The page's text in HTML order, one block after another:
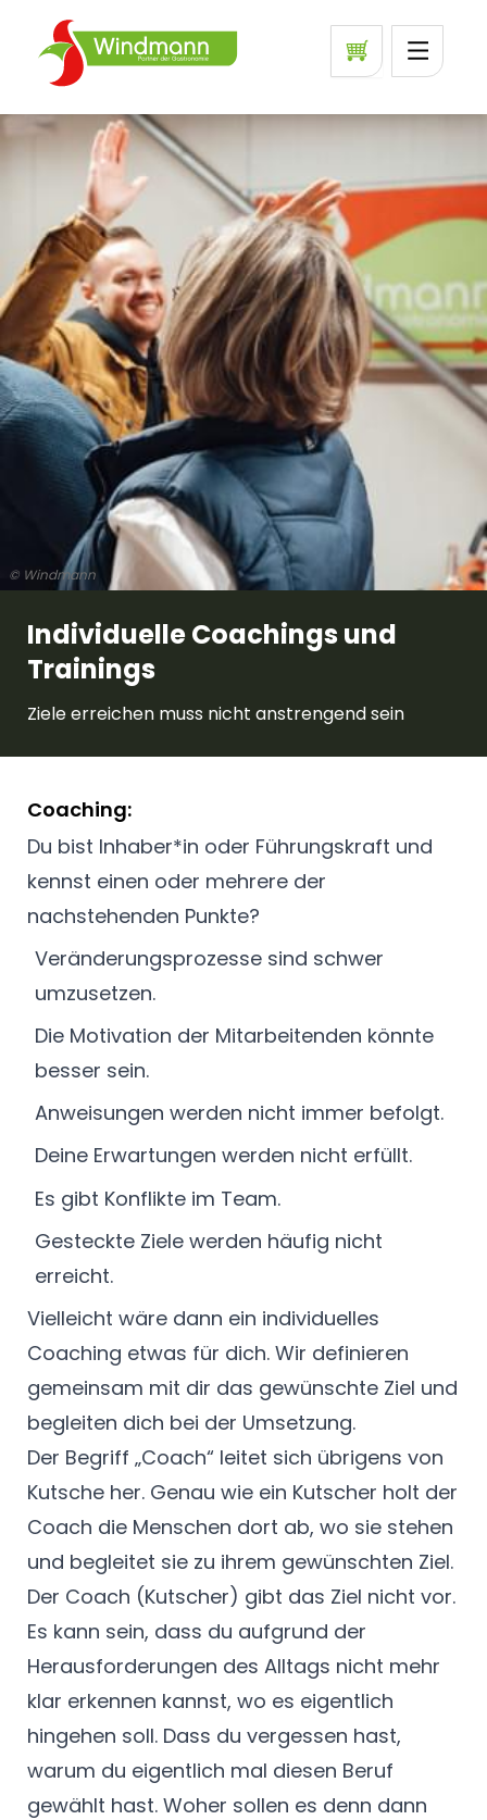
© Windmann
Individuelle Coachings und
Trainings
Ziele erreichen muss nicht anstrengend sein
Coaching:
Du bist Inhaber*in oder Führungskraft und
kennst einen oder mehrere der
nachstehenden Punkte?
Veränderungsprozesse sind schwer
umzusetzen.
Die Motivation der Mitarbeitenden könnte
besser sein.
Anweisungen werden nicht immer befolgt.
Deine Erwartungen werden nicht erfüllt.
Es gibt Konflikte im Team.
Gesteckte Ziele werden häufig nicht
erreicht.
Vielleicht wäre dann ein individuelles
Coaching etwas für dich. Wir definieren
gemeinsam mit dir das gewünschte Ziel und
begleiten dich bei der Umsetzung.
Der Begriff „Coach“ leitet sich übrigens von
Kutsche her. Genau wie ein Kutscher holt der
Coach die Menschen dort ab, wo sie stehen
und begleitet sie zu ihrem gewünschten Ziel.
Der Coach (Kutscher) gibt das Ziel nicht vor.
Es kann sein, dass du aufgrund der
Herausforderungen des Alltags nicht mehr
klar erkennen kannst, wo es eigentlich
hingehen soll. Dass du vergessen hast,
warum du eigentlich mal diesen Beruf
gewählt hast. Woher sollen es denn dann